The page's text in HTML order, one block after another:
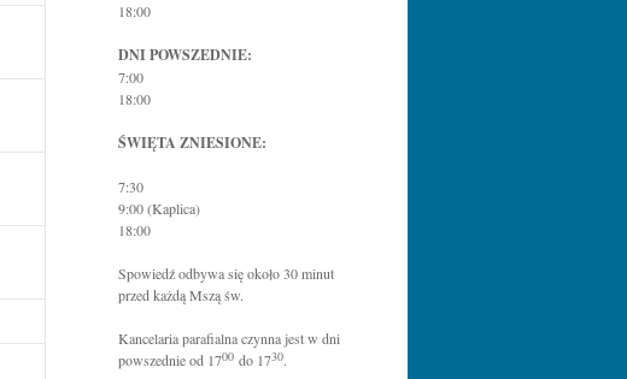
18:00
DNI POWSZEDNIE:
7:00
18:00
ŚWIĘTA ZNIESIONE:
7:30
9:00 (Kaplica)
18:00
Spowiedź odbywa się około 30 minut
przed każdą Mszą św.
Kancelaria parafialna czynna jest w dni
powszednie od 1700 do 1730.